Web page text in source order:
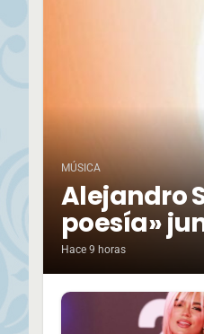
MÚSICA
Alejandro
poesía»
Hace 9 horas